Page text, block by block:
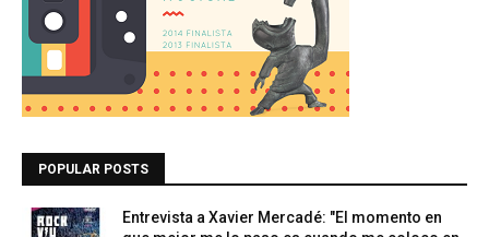
POPULAR POSTS
Entrevista a Xavier Mercadé: "El momento en